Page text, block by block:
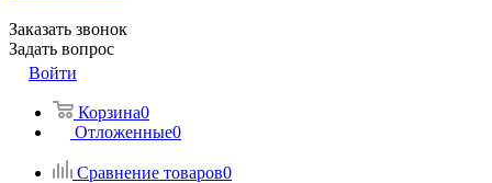
Заказать звонок
Задать вопрос
Войти
Корзина0
Отложенные0
Сравнение товаров0